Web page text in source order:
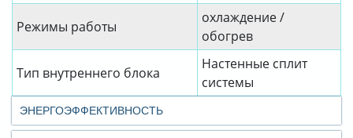
Режимы работы
охлаждение /
обогрев
Тип внутреннего блока
Настенные сплит
системы
ЭНЕРГОЭФФЕКТИВНОСТЬ